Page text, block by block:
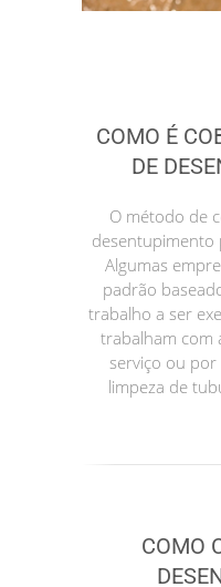
COMO É
DE
O método de
desentupimento
Algumas
padrão
trabalho a ser
trabalham com
serviço ou por
limpeza de
COMO